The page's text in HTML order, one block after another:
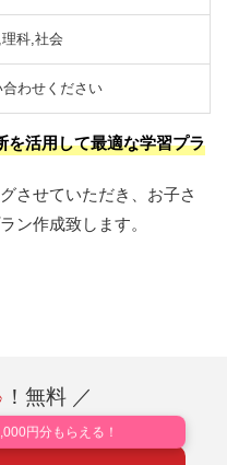
科,社会
わせください
を活用して最適な学習プラ
させていただき、お子さ
ン作成致します。
！無料 ／
円分もらえる！